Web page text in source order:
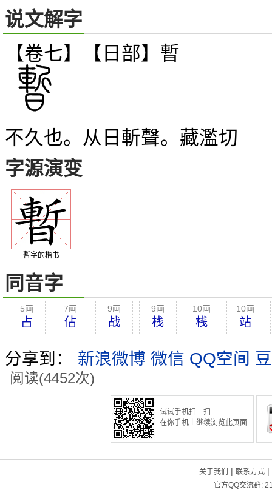
说文解字
【卷七】【日部】 暫
不久也。从日斬聲。藏濫切
字源演变
暫字的楷书
同音字
5画
占
7画
佔
9画
战
9画
栈
10画
桟
10画
站
分享到： 新浪微博 微信 QQ空间
阅读(4452次)
试试手机扫一扫
在你手机上继续浏览此页面
关于我们 | 联系方式|
官方QQ交流群: